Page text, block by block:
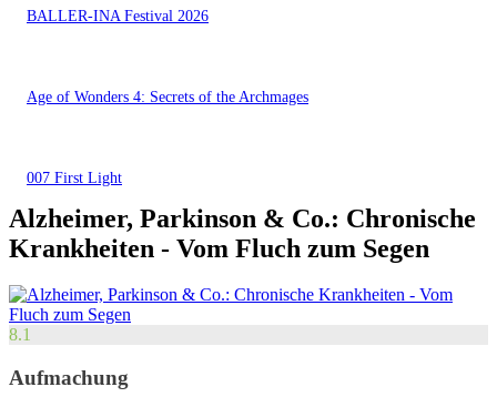
BALLER-INA Festival 2026
Age of Wonders 4: Secrets of the Archmages
007 First Light
Alzheimer, Parkinson & Co.: Chronische
Krankheiten - Vom Fluch zum Segen
8.1
Aufmachung